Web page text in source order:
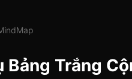
Bảng Trắng